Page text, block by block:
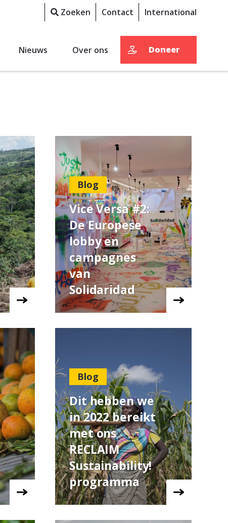
Zoeken Contact International
Nieuws Over ons Doneer
Blog
Vice Versa #2:
De Europese
lobby en
campagnes
van
Solidaridad
Blog
Dit hebben we
in 2022 bereikt
met ons
RECLAIM
Sustainability!
programma